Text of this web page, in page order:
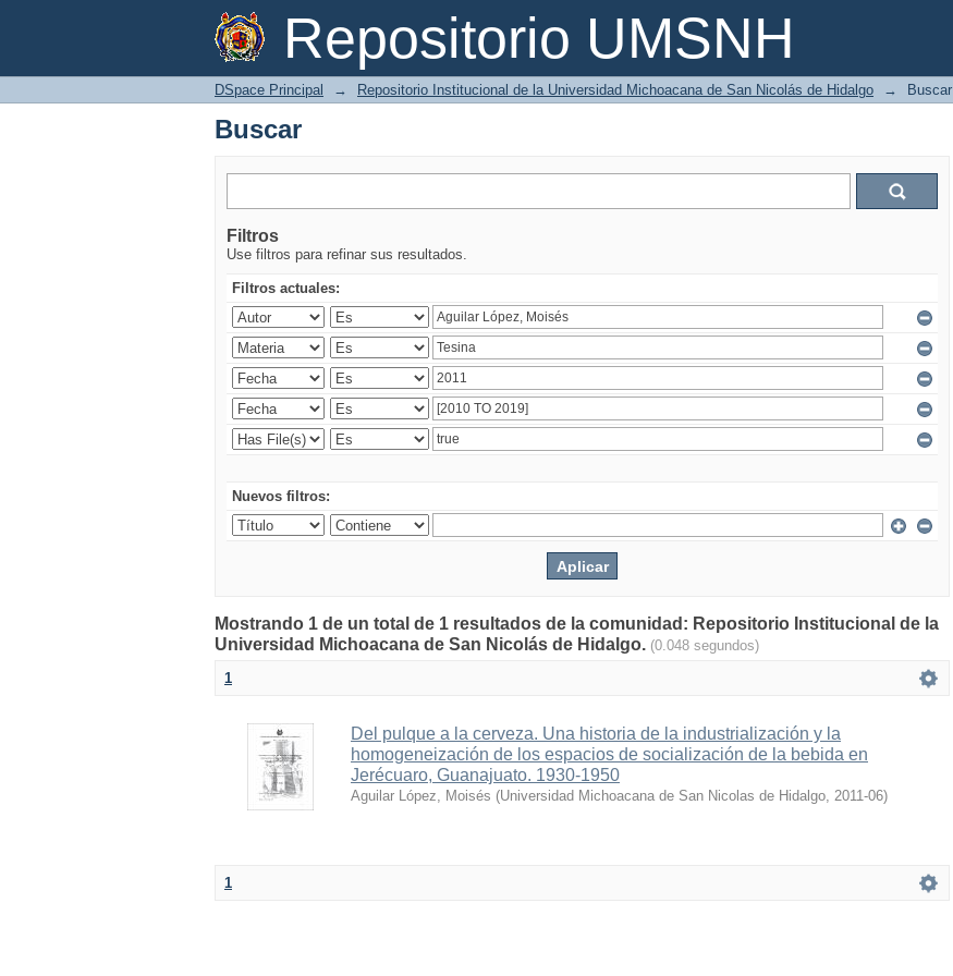
Repositorio UMSNH
Buscar
DSpace Principal → Repositorio Institucional de la Universidad Michoacana de San Nicolás de Hidalgo → Buscar
Buscar
Filtros
Use filtros para refinar sus resultados.
Filtros actuales:
Nuevos filtros:
Mostrando 1 de un total de 1 resultados de la comunidad: Repositorio Institucional de la
Universidad Michoacana de San Nicolás de Hidalgo. (0.048 segundos)
1
Del pulque a la cerveza. Una historia de la industrialización y la
homogeneización de los espacios de socialización de la bebida en
Jerécuaro, Guanajuato. 1930-1950
Aguilar López, Moisés (Universidad Michoacana de San Nicolas de Hidalgo, 2011-06)
1